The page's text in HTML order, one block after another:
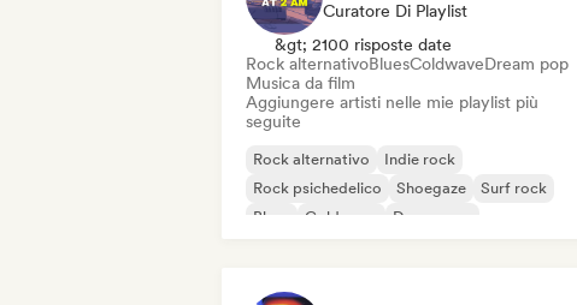
Curatore Di Playlist
&gt; 2100 risposte date
Rock alternativoBluesColdwaveDream pop
Musica da film
Aggiungere artisti nelle mie playlist più
seguite
Rock alternativo
Indie rock
Rock psichedelico
Shoegaze
Surf rock
Blues
Coldwave Dream pop